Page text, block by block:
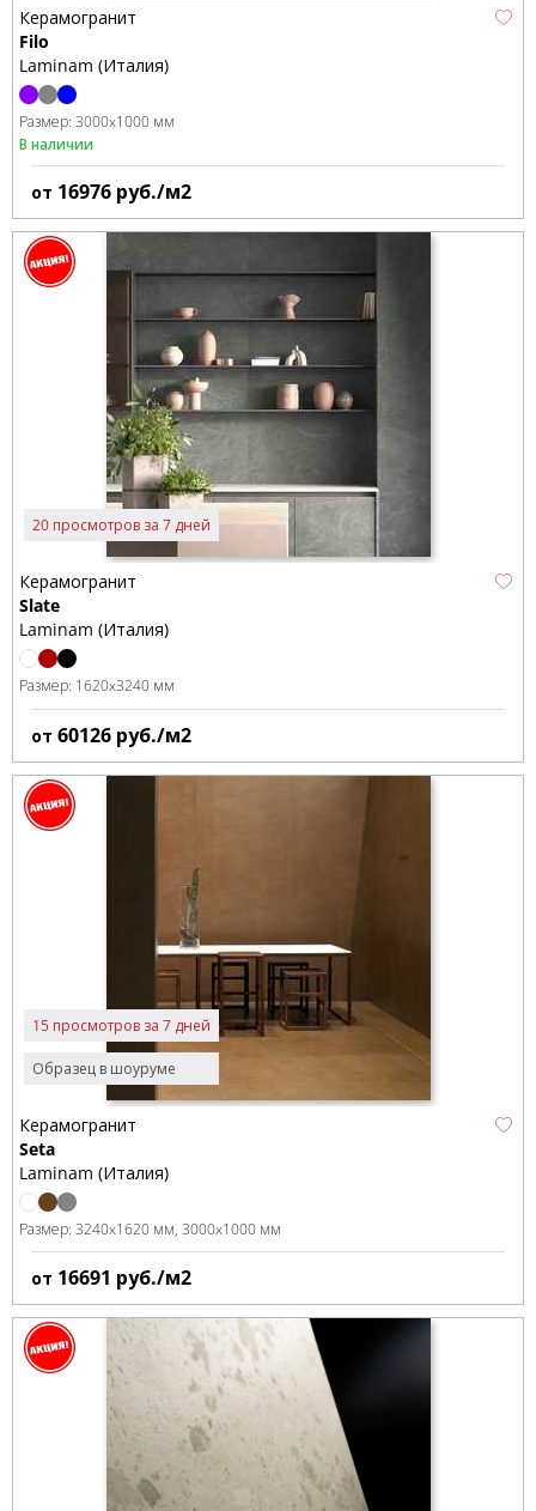
Керамогранит
Filo
Laminam (Италия)
Размер: 3000x1000 мм
В наличии
от 16976 руб./м2
20 просмотров за 7 дней
Керамогранит
Slate
Laminam (Италия)
Размер: 1620x3240 мм
от 60126 руб./м2
Образец в шоуруме
15 просмотров за 7 дней
Керамогранит
Seta
Laminam (Италия)
Размер: 3240x1620 мм 3000x1000 мм
от 16691 руб./м2